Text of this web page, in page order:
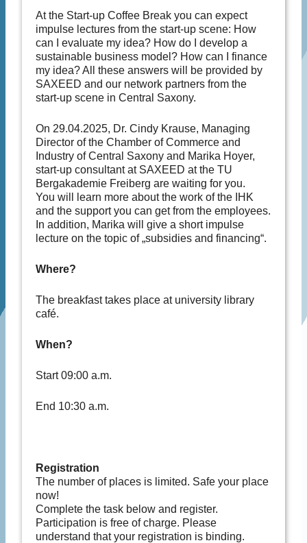
At the Start-up Coffee Break you can expect
impulse lectures from the start-up scene: How
can I evaluate my idea? How do I develop a
sustainable business model? How can I finance
my idea? All these answers will be provided by
SAXEED and our network partners from the
start-up scene in Central Saxony.
On 29.04.2025, Dr. Cindy Krause, Managing
Director of the Chamber of Commerce and
Industry of Central Saxony and Marika Hoyer,
start-up consultant at SAXEED at the TU
Bergakademie Freiberg are waiting for you.
You will learn more about the work of the IHK
and the support you can get from the employees.
In addition, Marika will give a short impulse
lecture on the topic of „subsidies and financing“.
Where?
The breakfast takes place at university library
café.
When?
Start 09:00 a.m.
End 10:30 a.m.
Registration
The number of places is limited. Safe your place
now!
Complete the task below and register.
Participation is free of charge. Please
understand that your registration is binding.